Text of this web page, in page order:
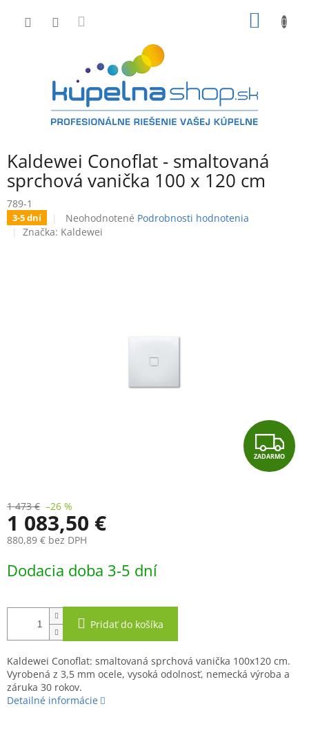
Kaldewei Conoflat - smaltovaná
sprchová vanička 100 x 120 cm
789-1
3-5 dní
Priemerné
hodnotenie
Neohodnotené Podrobnosti hodnotenia
Značka: Kaldewei
Z
A
ZADARMO
1 473 € –26 %
1 083,50 €
880,89 € bez DPH
cena:
Dodacia doba 3-5 dní
Pridať do košíka
Kaldewei Conoflat: smaltovaná sprchová vanička 100x120 cm.
Vyrobená z 3,5 mm ocele, vysoká odolnosť, nemecká výroba a
záruka 30 rokov.
Detailné informácie